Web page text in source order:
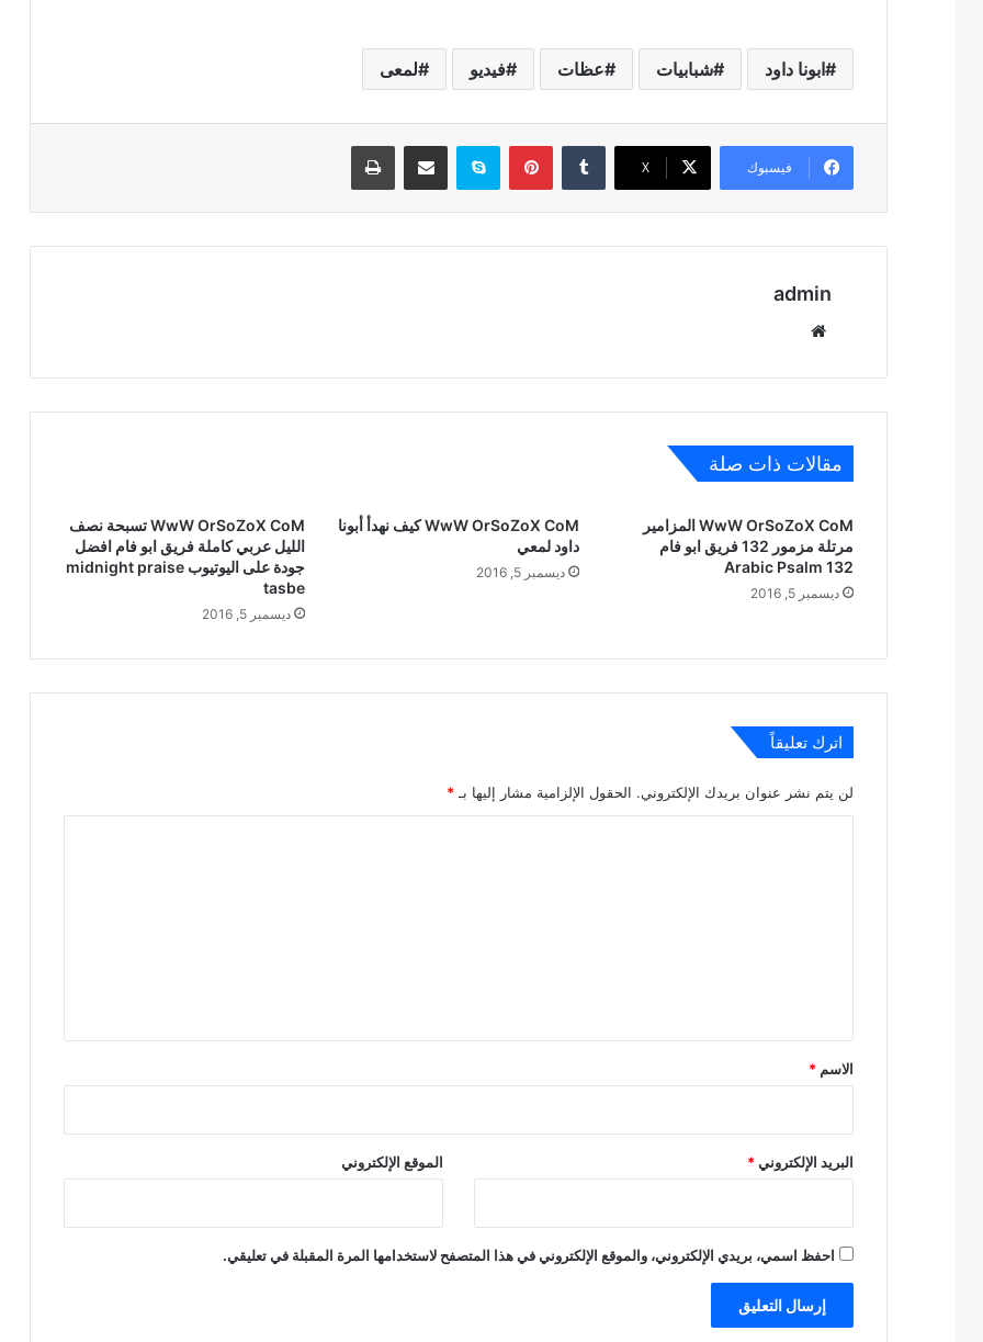
ابونا داود شبابيات عظات فيديو لمعى
فيسبوك ‫X
بينتيريستسكايب مشاركة عبر البريد طباعة
admin
مقالات ذات صلة
WwW OrSoZoX CoM المزامير
مرتلة مزمور 132 فريق ابو فام
Arabic Psalm 132
ديسمبر 5, 2016
WwW OrSoZoX CoM كيف نهدأ أبونا
داود لمعي
ديسمبر 5, 2016
WwW OrSoZoX CoM تسبحة نصف
الليل عربي كاملة فريق ابو فام افضل
جودة على اليوتيوب midnight praise
tasbe
ديسمبر 5, 2016
اترك تعليقاً
لن يتم نشر عنوان بريدك الإلكتروني. الحقول الإلزامية مشار إليها بـ *
*
الاسم *
البريد الإلكتروني* الموقع الإلكتروني
احفظ اسمي، بريدي الإلكتروني، والموقع الإلكتروني في هذا المتصفح لاستخدامها المرة المقبلة في تعليقي.